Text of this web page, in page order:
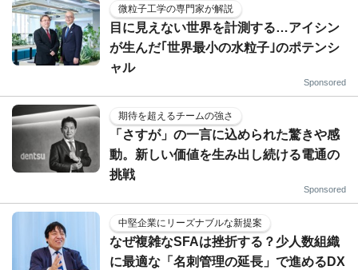
微粒子工学の専門家が解説
目に見えない世界を計測する…アイシン
が生んだ｢世界最小の水粒子｣のポテンシ
ャル
Sponsored
期待を超えるチームの強さ
「さすが」の一言に込められた驚きや感
動。新しい価値を生み出し続ける電通の
挑戦
Sponsored
中堅企業にリーズナブルな新提案
なぜ複雑なSFAは挫折する？少人数組織
に最適な「名刺管理の延長」で進めるDX